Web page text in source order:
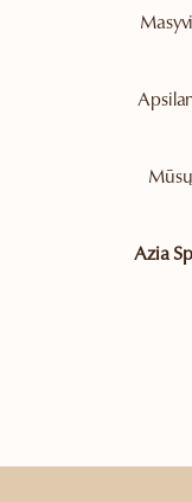
Mūsų
Azia